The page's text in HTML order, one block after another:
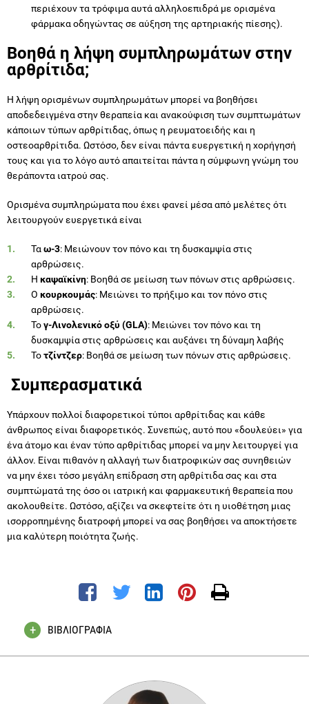
περιέχουν τα τρόφιμα αυτά αλληλοεπιδρά με ορισμένα
φάρμακα οδηγώντας σε αύξηση της αρτηριακής πίεσης).
Βοηθά η λήψη συμπληρωμάτων στην
αρθρίτιδα;
Η λήψη ορισμένων συμπληρωμάτων μπορεί να βοηθήσει
αποδεδειγμένα στην θεραπεία και ανακούφιση των συμπτωμάτων
κάποιων τύπων αρθρίτιδας, όπως η ρευματοειδής και η
οστεοαρθρίτιδα. Ωστόσο, δεν είναι πάντα ευεργετική η χορήγησή
τους και για το λόγο αυτό απαιτείται πάντα η σύμφωνη γνώμη του
θεράποντα ιατρού σας.
Ορισμένα συμπληρώματα που έχει φανεί μέσα από μελέτες ότι
λειτουργούν ευεργετικά είναι
Ταω-3: Μειώνουν τον πόνο και τη δυσκαμψία στις
αρθρώσεις.
Η καψαϊκίνη: Βοηθά σε μείωση των πόνων στις αρθρώσεις.
Ο κουρκουμάς: Μειώνει το πρήξιμο και τον πόνο στις
αρθρώσεις.
Τογ-Λινολενικό οξύ (GLA): Μειώνει τον πόνο και τη
δυσκαμψία στις αρθρώσεις και αυξάνει τη δύναμη λαβής
Τοτζίντζερ: Βοηθά σε μείωση των πόνων στις αρθρώσεις.
Συμπερασματικά
Υπάρχουν πολλοί διαφορετικοί τύποι αρθρίτιδας και κάθε
άνθρωπος είναι διαφορετικός. Συνεπώς, αυτό που «δουλεύει» για
ένα άτομο και έναν τύπο αρθρίτιδας μπορεί να μην λειτουργεί για
άλλον. Είναι πιθανόν η αλλαγή των διατροφικών σας συνηθειών
να μην έχει τόσο μεγάλη επίδραση στη αρθρίτιδα σας και στα
συμπτώματά της όσο οι ιατρική και φαρμακευτική θεραπεία που
ακολουθείτε. Ωστόσο, αξίζει να σκεφτείτε ότι η υιοθέτηση μιας
ισορροπημένης διατροφή μπορεί να σας βοηθήσει να αποκτήσετε
μια καλύτερη ποιότητα ζωής.
ΒΙΒΛΙΟΓΡΑΦΙΑ
. [online] Available at:
https://www.arthritis.org/living-with-arthritis/arthritis-diet/